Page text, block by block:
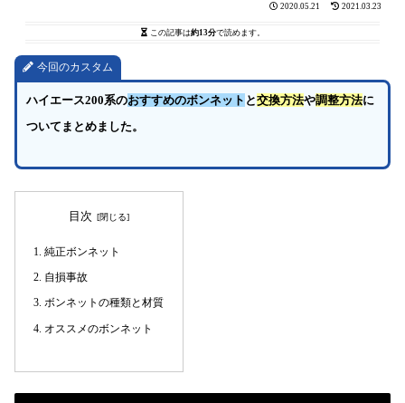
2020.05.21 2021.03.23
この記事は約13分で読めます。
今回のカスタム
ハイエース200系のおすすめのボンネット と交換方法や調整方法に
ついてまとめました。
目次
純正ボンネット
自損事故
ボンネットの種類と材質
オススメのボンネット